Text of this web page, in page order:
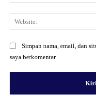
Simpan nama, email, dan
saya berkomentar.